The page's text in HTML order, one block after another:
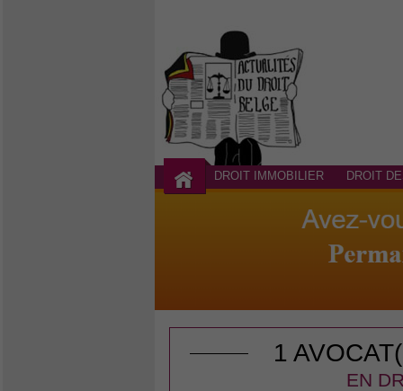
DROIT IMMOBILIER DROIT
1
EN